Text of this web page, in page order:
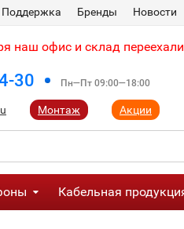
Поддержка Бренды Новости
наш офис и склад
30 Пн—Пт 09:00—18:00
Монтаж Акции
Кабельная